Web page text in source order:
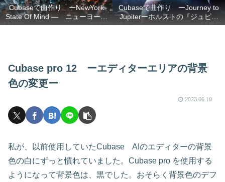
Cubaseで曲作り ーNewYork
State Of Mind ― ニューヨーク
の想い
Cubaseで曲作り ーJourney to
Jupiterーホルストの『ジュピタ
ー』の不朽のメロディーを
Cubase pro 12 ーエディターエリアの背景
色の変更ー
2023.06.18
私が、以前使用していたCubase AIのエディターの背景
色の白にずっと慣れていました。Cubase pro を使用する
ようになって背景色は、黒でした。おそらく背景色のデフ